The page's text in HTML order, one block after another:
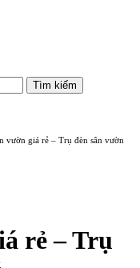
Tìm kiếm
vườn giá rẻ – Trụ đèn sân vườn
rẻ – Trụ